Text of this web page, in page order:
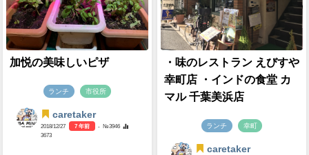
加悦の美味しいピザ
ランチ 市役所
caretaker
2018/12/27 7 年前
- №3946
3673
・味のレストラン えびすや
幸町店 ・インドの食堂 カ
マル 千葉美浜店
ランチ 幸町
caretaker